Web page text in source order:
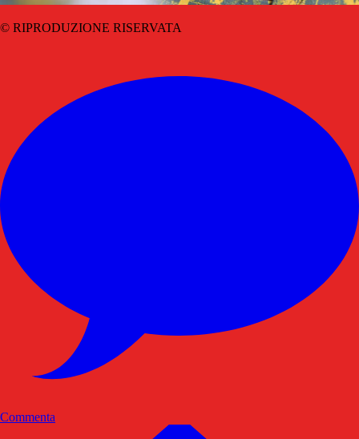
© RIPRODUZIONE RISERVATA
Commenta